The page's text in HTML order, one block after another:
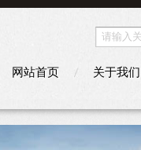
网站首页 关于我们